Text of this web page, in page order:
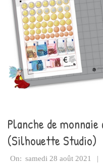
Planche de monnaie
(Silhouette Studio)
2021-
On: samedi 28 août 2021